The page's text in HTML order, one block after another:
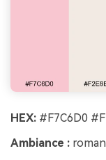
HEX: #F7C6D0
Ambiance :